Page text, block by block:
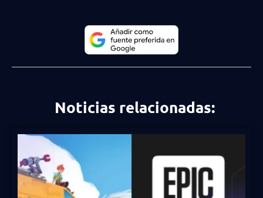
Noticias relacionadas: